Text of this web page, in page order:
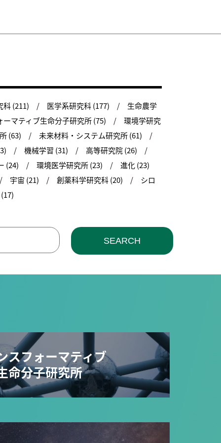
科 (211) 医学系研究科 (177)
生命農学
ーマティブ生命分子研究所 (75)
環境学研究
(63)
未来材料・システム研究所 (61)
機械学習 (31)
高等研究院 (26)
(24)
環境医学研究所 (23)
進化 (23)
宇宙 (21)
創薬科学研究科 (20)
シロ
SEARCH
スフォーマティブ
命分子研究所